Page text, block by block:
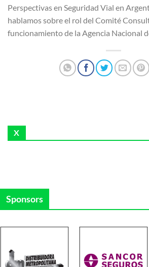
Perspectivas en Seguridad Vial en
hablamos sobre el rol del Comité
funcionamiento de la Agencia Nacional
X
Sponsors